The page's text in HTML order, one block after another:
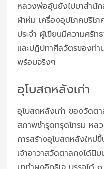
หลวงพ่ออุ้นยังไปมาสำนัก
ผ้าห่ม เครื่องอุปโภคบริโภ
ประจำ ผู้เขียนมีความศรั
และปฏิปทาศีลวัตรของท่
พร้อมจริงๆ
อุโบสถหลังเก่า
อุโบสถหลังเก่า ของวัดต
สภาพชำรุดทรุดโทรม หล
การสร้างอุโบสถหลังใหม่
เจ้าอาวาสวัดตาลกงได้